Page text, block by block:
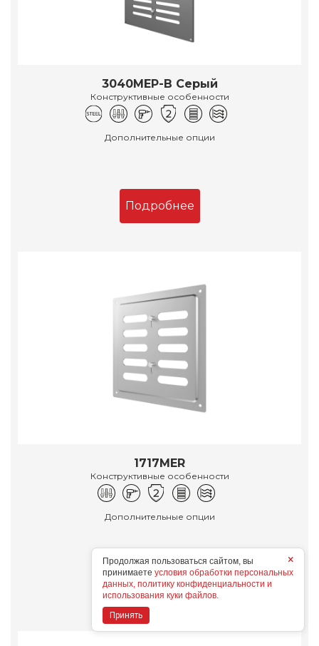
3040МЕР-В Серый
Конструктивные особенности
Дополнительные опции
Подробнее
1717MER
Конструктивные особенности
Дополнительные опции
Подробнее
×
Продолжая пользоваться сайтом, вы
принимаете условия обработки персональных
данных, политику конфиденциальности и
использования куки файлов.
Принять